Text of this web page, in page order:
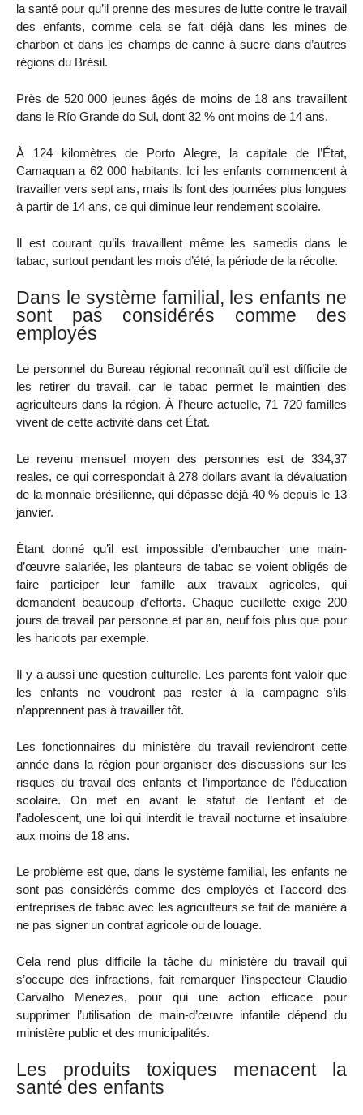
la santé pour qu’il prenne des mesures de lutte contre le travail
des enfants, comme cela se fait déjà dans les mines de
charbon et dans les champs de canne à sucre dans d’autres
régions du Brésil.
Près de 520 000 jeunes âgés de moins de 18 ans travaillent
dans le Río Grande do Sul, dont 32 % ont moins de 14 ans.
À 124 kilomètres de Porto Alegre, la capitale de l’État,
Camaquan a 62 000 habitants. Ici les enfants commencent à
travailler vers sept ans, mais ils font des journées plus longues
à partir de 14 ans, ce qui diminue leur rendement scolaire.
Il est courant qu’ils travaillent même les samedis dans le
tabac, surtout pendant les mois d’été, la période de la récolte.
Dans le système familial, les enfants ne
sont pas considérés comme des
employés
Le personnel du Bureau régional reconnaît qu’il est difficile de
les retirer du travail, car le tabac permet le maintien des
agriculteurs dans la région. À l’heure actuelle, 71 720 familles
vivent de cette activité dans cet État.
Le revenu mensuel moyen des personnes est de 334,37
reales, ce qui correspondait à 278 dollars avant la dévaluation
de la monnaie brésilienne, qui dépasse déjà 40 % depuis le 13
janvier.
Étant donné qu’il est impossible d’embaucher une main-
d’œuvre salariée, les planteurs de tabac se voient obligés de
faire participer leur famille aux travaux agricoles, qui
demandent beaucoup d’efforts. Chaque cueillette exige 200
jours de travail par personne et par an, neuf fois plus que pour
les haricots par exemple.
Il y a aussi une question culturelle. Les parents font valoir que
les enfants ne voudront pas rester à la campagne s’ils
n’apprennent pas à travailler tôt.
Les fonctionnaires du ministère du travail reviendront cette
année dans la région pour organiser des discussions sur les
risques du travail des enfants et l’importance de l’éducation
scolaire. On met en avant le statut de l’enfant et de
l’adolescent, une loi qui interdit le travail nocturne et insalubre
aux moins de 18 ans.
Le problème est que, dans le système familial, les enfants ne
sont pas considérés comme des employés et l’accord des
entreprises de tabac avec les agriculteurs se fait de manière à
ne pas signer un contrat agricole ou de louage.
Cela rend plus difficile la tâche du ministère du travail qui
s’occupe des infractions, fait remarquer l’inspecteur Claudio
Carvalho Menezes, pour qui une action efficace pour
supprimer l’utilisation de main-d’œuvre infantile dépend du
ministère public et des municipalités.
Les produits toxiques menacent la
santé des enfants